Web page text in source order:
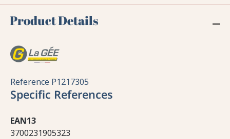
Product Details
Reference P1217305
Specific References
EAN13
3700231905323